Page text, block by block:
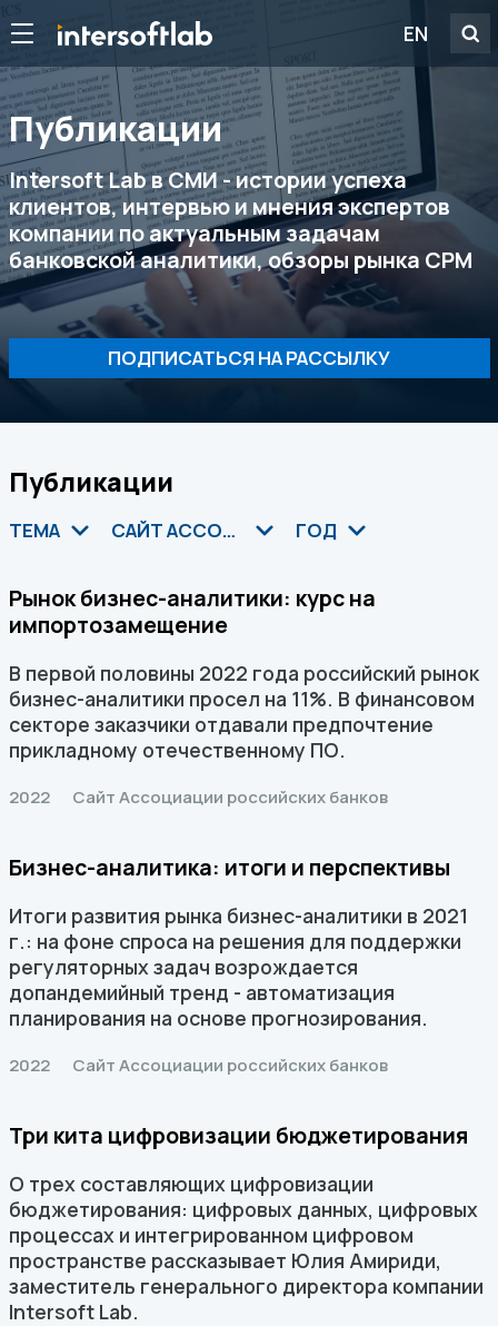
EN
Публикации
Intersoft Lab в СМИ - истории успеха
клиентов, интервью и мнения экспертов
компании по актуальным задачам
банковской аналитики, обзоры рынка CPM
ПОДПИСАТЬСЯ НА РАССЫЛКУ
Публикации
ТЕМА САЙТ АССОЦИАЦИИ РОССИЙСКИХ БАНКОВ ГОД
Рынок бизнес-аналитики: курс на
импортозамещение
В первой половины 2022 года российский рынок
бизнес-аналитики просел на 11%. В финансовом
секторе заказчики отдавали предпочтение
прикладному отечественному ПО.
2022 Сайт Ассоциации российских банков
Бизнес-аналитика: итоги и перспективы
Итоги развития рынка бизнес-аналитики в 2021
г.: на фоне спроса на решения для поддержки
регуляторных задач возрождается
допандемийный тренд - автоматизация
планирования на основе прогнозирования.
2022 Сайт Ассоциации российских банков
Три кита цифровизации бюджетирования
О трех составляющих цифровизации
бюджетирования: цифровых данных, цифровых
процессах и интегрированном цифровом
пространстве рассказывает Юлия Амириди,
заместитель генерального директора компании
Intersoft Lab.